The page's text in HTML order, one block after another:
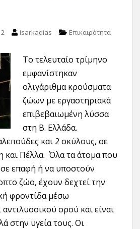
isarkadias Επικαιρότητα
Το τελευταίο τρίμηνο
εμφανίστηκαν
ολιγάριθμα κρούσματα
ζώων με εργαστηριακά
επιβεβαιωμένη λύσσα
στη Β. Ελλάδα.
και 2 σκύλους, σε
και Πέλλα. Όλα τα άτομα που
επαφή ή να υποστούν
ζώο, έχουν δεχτεί την
φροντίδα μέσω
ορού και είναι
στην υγεία τους. Οι